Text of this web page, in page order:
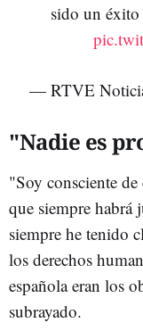
sido un
— RTVE
"Nadie es
"Soy consciente de
que siempre habrá
siempre he tenido
los derechos
española eran los
subrayado.